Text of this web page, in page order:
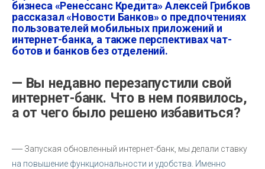
бизнеса «Ренессанс Кредита» Алексей Грибков
рассказал «Новости Банков» о предпочтениях
пользователей мобильных приложений и
интернет-банка, а также перспективах чат-
ботов и банков без отделений.
— Вы недавно перезапустили свой
интернет-банк. Что в нем появилось,
а от чего было решено избавиться?
— Запуская обновленный интернет-банк, мы делали ставку
на повышение функциональности и удобства. Именно